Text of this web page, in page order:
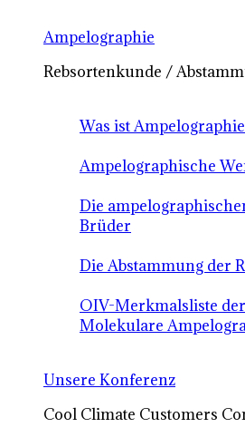
Ampelographie
Rebsortenkunde /
Was ist
Ampelographische
Die
Brüder
Die Abstammung der
OIV-Merkmalsliste
Molekulare
Unsere Konferenz
Cool Climate Customers